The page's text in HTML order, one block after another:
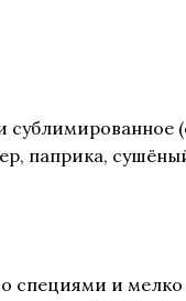
сублимированное
паприка,
специями и